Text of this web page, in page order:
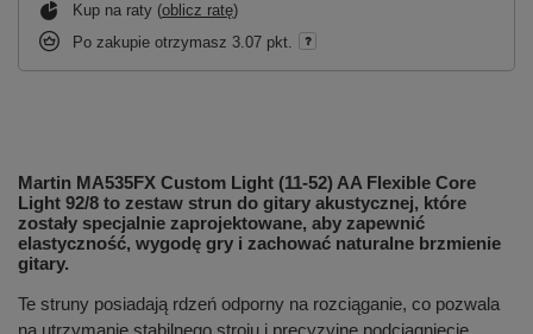
Kup na raty (oblicz ratę)
Po zakupie otrzymasz 3.07 pkt.
Martin MA535FX Custom Light (11-52) AA Flexible Core
Light 92/8 to zestaw strun do gitary akustycznej, które
zostały specjalnie zaprojektowane, aby zapewnić
elastyczność, wygodę gry i zachować naturalne brzmienie
gitary.
Te struny posiadają rdzeń odporny na rozciąganie, co pozwala
na utrzymanie stabilnego stroju i precyzyjne podciągnięcie